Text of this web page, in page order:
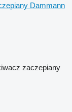
Dammann
zaczepiany